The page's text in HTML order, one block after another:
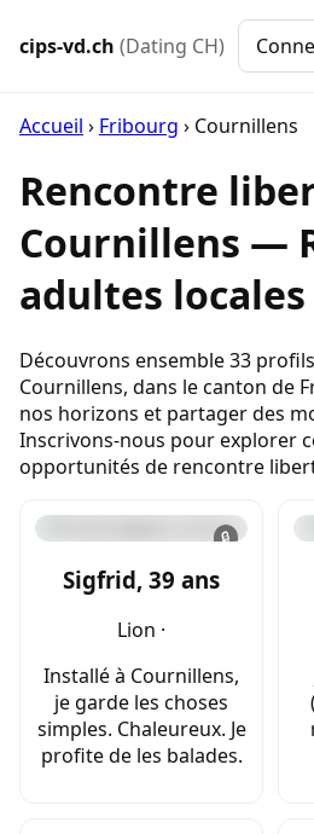
cips-vd.ch (Dating CH)
Accueil › Fribourg › Cournillens
Rencontre
Cournillens —
adultes locales
Découvrons ensemble 33
Cournillens, dans le canton de
nos horizons et partager des
Inscrivons-nous pour explorer
opportunités de rencontre
🔒
Sigfrid, 39 ans
Lion ·
Installé à Cournillens,
je garde les choses
simples. Chaleureux. Je
profite de les balades.